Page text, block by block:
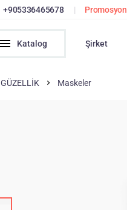
+905336465678 | Promosyon
Katalog Şirket
GÜZELLİK Maskeler